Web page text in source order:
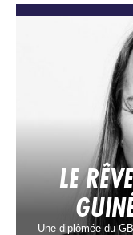
LE
Une diplômée du